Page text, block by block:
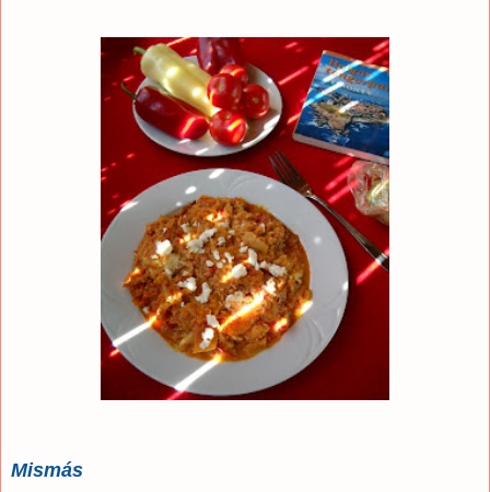
Mismás